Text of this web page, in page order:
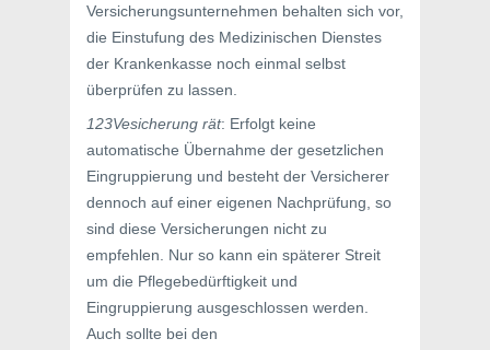
Versicherungsunternehmen behalten sich vor,
die Einstufung des Medizinischen Dienstes
der Krankenkasse noch einmal selbst
überprüfen zu lassen.
123Vesicherung rät: Erfolgt keine
automatische Übernahme der gesetzlichen
Eingruppierung und besteht der Versicherer
dennoch auf einer eigenen Nachprüfung, so
sind diese Versicherungen nicht zu
empfehlen. Nur so kann ein späterer Streit
um die Pflegebedürftigkeit und
Eingruppierung ausgeschlossen werden.
Auch sollte bei den